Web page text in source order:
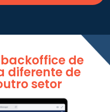
de
diferente de
setor